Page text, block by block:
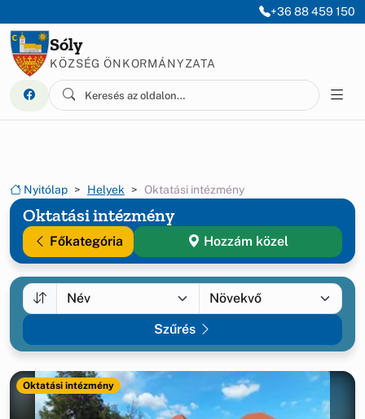
+36 88 459 150
Sóly
KÖZSÉG ÖNKORMÁNYZATA
Nyitólap Helyek Oktatási intézmény
Oktatási intézmény
Főkategória Hozzám közel
Szűrés
Oktatási intézmény